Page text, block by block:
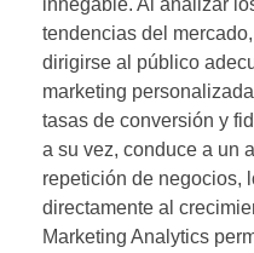
innegable. Al analizar
tendencias del
dirigirse al público
marketing
tasas de conversión y
a su vez, conduce a un
repetición de negocios,
directamente al
Marketing Analytics